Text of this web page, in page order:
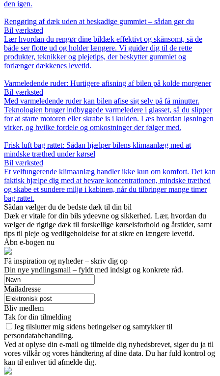
den igen.
Rengøring af dæk uden at beskadige gummiet – sådan gør du
Bil værksted
Lær hvordan du rengør dine bildæk effektivt og skånsomt, så de
både ser flotte ud og holder længere. Vi guider dig til de rette
produkter, teknikker og plejetips, der beskytter gummiet og
forlænger dækkenes levetid.
Varmeledende ruder: Hurtigere afisning af bilen på kolde morgener
Bil værksted
Med varmeledende ruder kan bilen afise sig selv på få minutter.
Teknologien bruger indbyggede varmeledere i glasset, så du slipper
for at starte motoren eller skrabe is i kulden. Læs hvordan løsningen
virker, og hvilke fordele og omkostninger der følger med.
Frisk luft bag rattet: Sådan hjælper bilens klimaanlæg med at
mindske træthed under kørsel
Bil værksted
Et velfungerende klimaanlæg handler ikke kun om komfort. Det kan
faktisk hjælpe dig med at bevare koncentrationen, mindske træthed
og skabe et sundere miljø i kabinen, når du tilbringer mange timer
bag rattet.
Sådan vælger du de bedste dæk til din bil
Dæk er vitale for din bils ydeevne og sikkerhed. Lær, hvordan du
vælger de rigtige dæk til forskellige kørselsforhold og årstider, samt
tips til pleje og vedligeholdelse for at sikre en længere levetid.
Åbn e-bogen nu
Få inspiration og nyheder – skriv dig op
Din nye yndlingsmail – fyldt med indsigt og konkrete råd.
Mailadresse
Bliv medlem
Tak for din tilmelding
Jeg tilslutter mig sidens betingelser og samtykker til
persondatabehandling.
Ved at oplyse din e-mail og tilmelde dig nyhedsbrevet, siger du ja til
vores vilkår og vores håndtering af dine data. Du har fuld kontrol og
kan til enhver tid afmelde dig.